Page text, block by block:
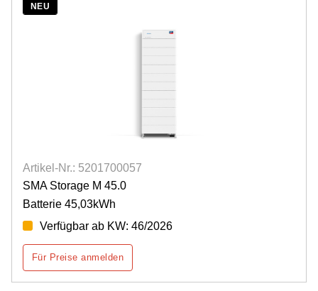
NEU
Artikel-Nr.: 5201700057
SMA Storage M 45.0
Batterie 45,03kWh
Verfügbar ab KW: 46/2026
Für Preise anmelden